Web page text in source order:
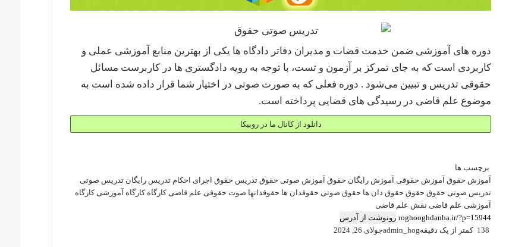
دوره های آموزشی ضمن خدمت قضات و مدیران دفاتر دادگاه ها یکی از بهترین منابع آموزشی عملی و
کاربردی است که به جای تمرکز بر آزمون و تست، با توجه به رویه دادگستری ها در کاربرست مسائل
حقوقی تدریس و تبیین می‌شود . دوره فعلی که به صورت صوتی در اختیار شما قرار داده شده است به
موضوع علم قاضی در رسیدگی های قضایی پرداخته است.
دانلود از کانال ما در روبیکا
برچسب ها
آموزش حقوق آموزش حقوقی آموزش رایگان حقوق آموزش صوتی حقوق تدریس حقوق اجرای احکام تدریس رایگان تدریس صوتی
تدریس صوتی حقوق حقوق حقوق دان ها حقوق صوتی حقوقدان ها حقوقدانها صوت حقوقی علم قاضی کارگاه کارگاه آموزشی کارگاه
آموزشی علم قاضی نقش علم قاضی
رونوشت از آدرس
admin_hogجولای 26, 2024 کمتر از یک دقیقه